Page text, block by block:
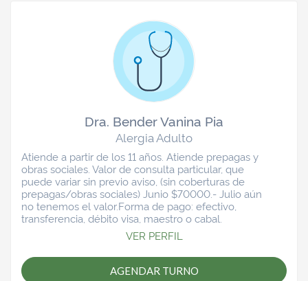
Dra. Bender Vanina Pia
Alergia Adulto
Atiende a partir de los 11 años. Atiende prepagas y
obras sociales. Valor de consulta particular, que
puede variar sin previo aviso, (sin coberturas de
prepagas/obras sociales) Junio $70000.- Julio aún
no tenemos el valor.Forma de pago: efectivo,
transferencia, débito visa, maestro o cabal.
VER PERFIL
AGENDAR TURNO